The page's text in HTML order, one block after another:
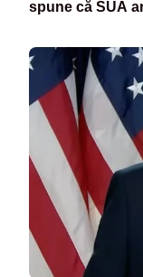
spune că SUA